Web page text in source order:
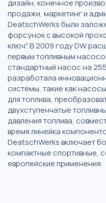
дизайн, конечное
продажи, маркетинг и
DeatschWerks были
форсунок с высокой
ключ". В 2009 году DW
первым топливным
стандартный насос на
разработала
системы, такие как
для топлива,
двухступенчатые
давления топлива,
время линейка
DeatschWerks включает
компактные спортивные,
европейские применения.